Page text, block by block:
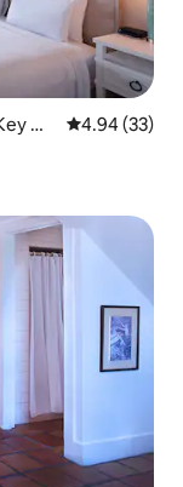
W
Calificación
4.94 (33)